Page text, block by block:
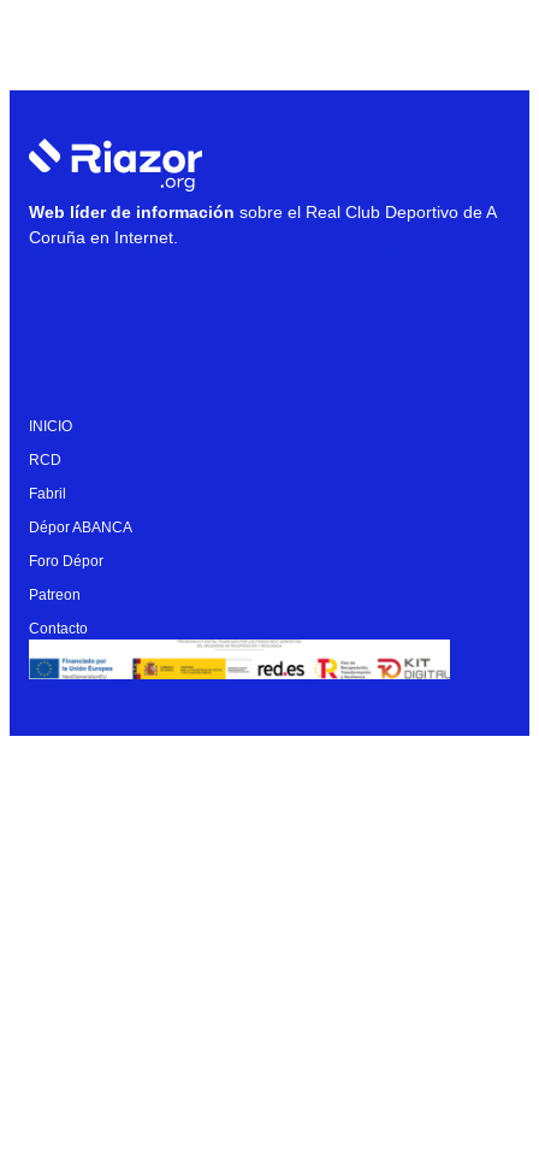
Web líder de información sobre el Real Club Deportivo de A
Coruña en Internet.
INICIO
RCD
Fabril
Dépor ABANCA
Foro Dépor
Patreon
Contacto